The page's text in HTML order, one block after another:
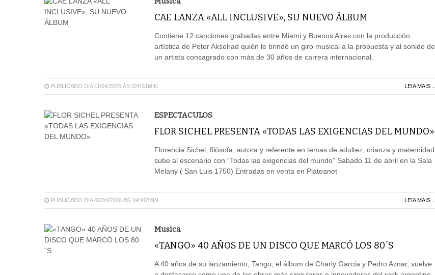
CAE LANZA «ALL INCLUSIVE», SU NUEVO ÁLBUM
Contiene 12 canciones grabadas entre Miami y Buenos Aires con la producción
artística de Peter Akselrad quién le brindó un giro musical a la propuesta y al sonido de
un artista consagrado con más de 30 años de carrera internacional.
PUBLICADO DIA 11/04/2026 ÀS 02H31MIN LEIA MAIS ...
ESPECTACULOS
FLOR SICHEL PRESENTA «TODAS LAS EXIGENCIAS DEL MUNDO»
Florencia Sichel, filósofa, autora y referente en temas de adultez, crianza y maternidad,
sube al escenario con “Todas las exigencias del mundo” Sabado 11 de abril en la Sala
Melany ( San Luis 1750) Entradas en venta en Plateanet
PUBLICADO DIA 06/04/2026 ÀS 19H47MIN LEIA MAIS ...
Musica
«TANGO» 40 AÑOS DE UN DISCO QUE MARCÓ LOS 80´S
A 40 años de su lanzamiento, Tango, el álbum de Charly García y Pedro Aznar, vuelve